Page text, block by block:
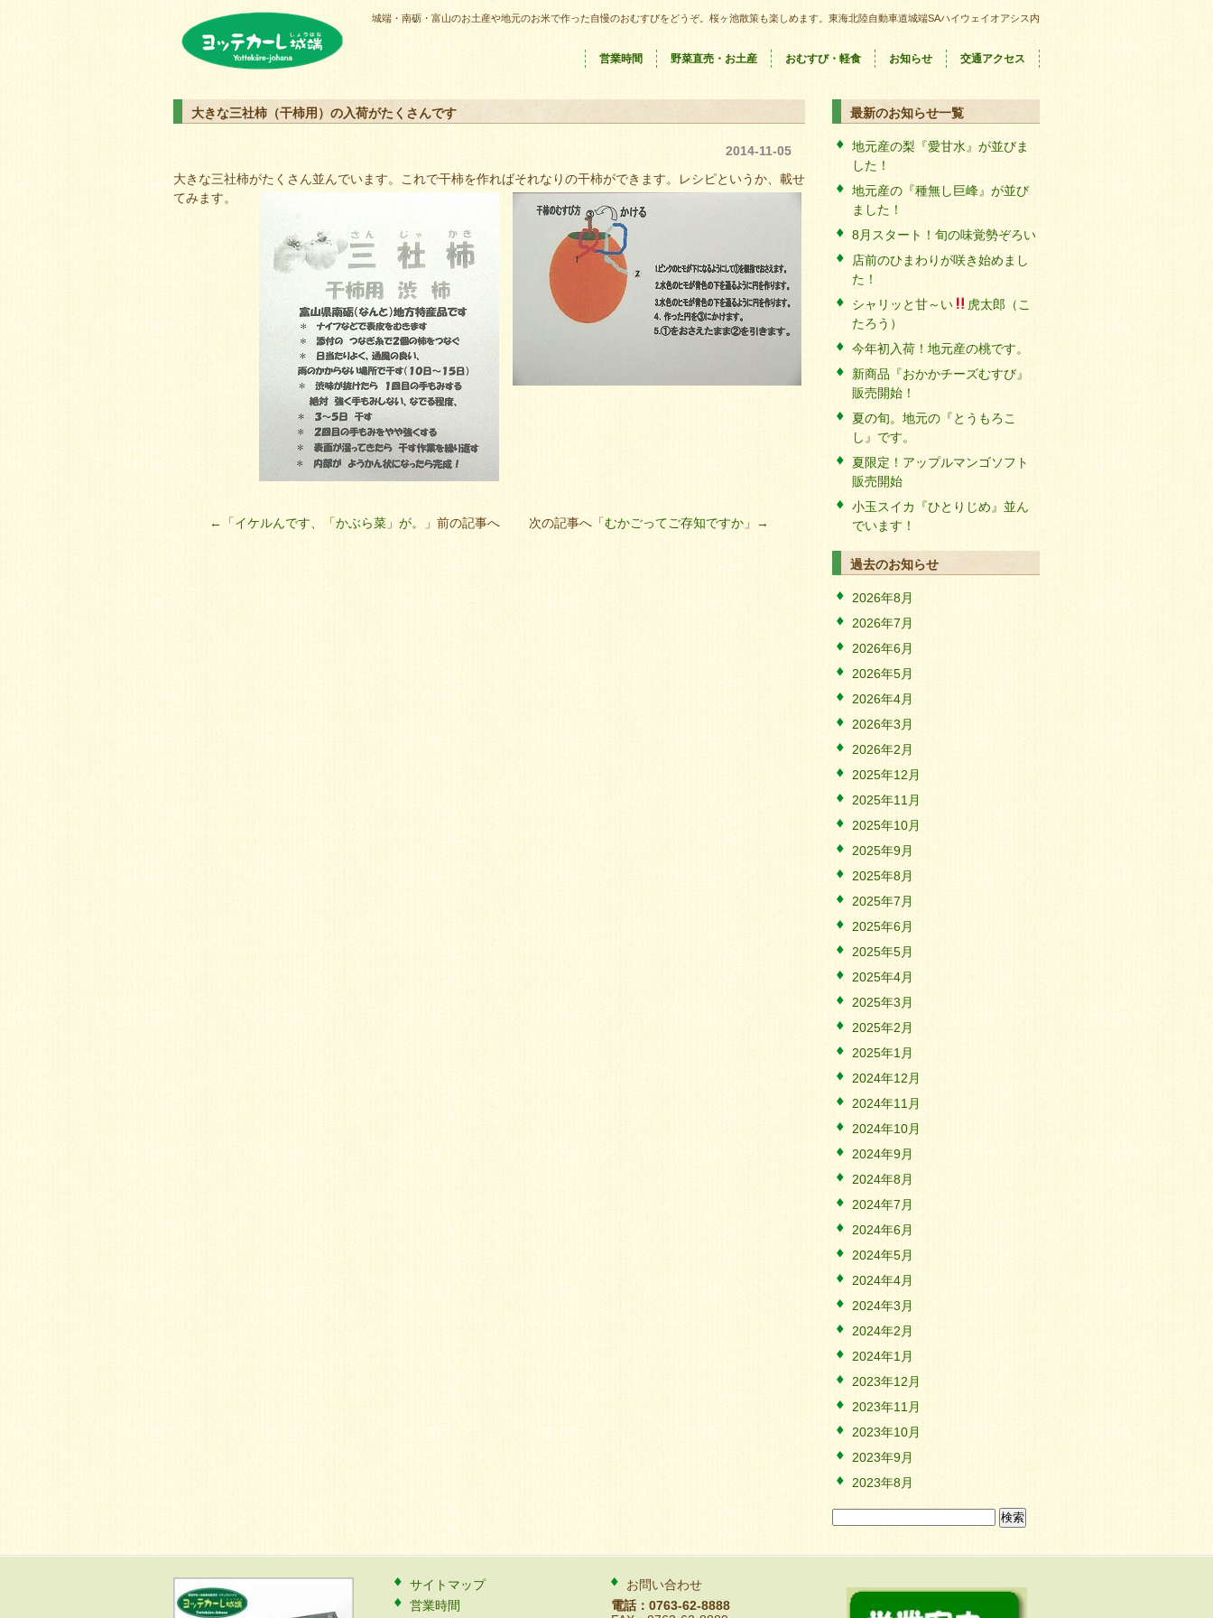
城端・南砺・富山のお土産や地元のお米で作った自慢のおむすびをどうぞ。桜ヶ池散策も楽しめます。東海北陸自動車道城端SAハイウェイオアシス内
営業時間 野菜直売・お土産 おむすび・軽食 お知らせ 交通アクセス
大きな三社柿（干柿用）の入荷がたくさんです
2014-11-05
大きな三社柿がたくさん並んでいます。これで干柿を作ればそれなりの干柿ができます。レシピというか、載せ
てみます。
←「イケルんです、「かぶら菜」が。 」前の記事へ 次の記事へ「むかごってご存知ですか 」→
最新のお知らせ一覧
地元産の梨『愛甘水』が並びま
した！
地元産の『種無し巨峰』が並び
ました！
8月スタート！旬の味覚勢ぞろい
店前のひまわりが咲き始めまし
た！
シャリッと甘～い
虎太郎（こ
たろう）
今年初入荷！地元産の桃です。
新商品『おかかチーズむすび』
販売開始！
夏の旬。地元の『とうもろこ
し』です。
夏限定！アップルマンゴソフト
販売開始
小玉スイカ『ひとりじめ』並ん
でいます！
過去のお知らせ
2026年8月
2026年7月
2026年6月
2026年5月
2026年4月
2026年3月
2026年2月
2025年12月
2025年11月
2025年10月
2025年9月
2025年8月
2025年7月
2025年6月
2025年5月
2025年4月
2025年3月
2025年2月
2025年1月
2024年12月
2024年11月
2024年10月
2024年9月
2024年8月
2024年7月
2024年6月
2024年5月
2024年4月
2024年3月
2024年2月
2024年1月
2023年12月
2023年11月
2023年10月
2023年9月
2023年8月
サイトマップ
営業時間
お問い合わせ
電話：0763-62-8888